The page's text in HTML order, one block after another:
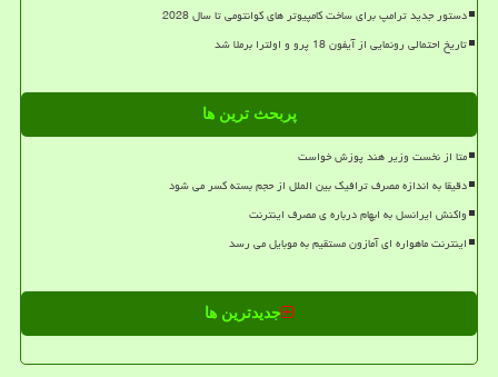
دستور جدید ترامپ برای ساخت کامپیوتر های کوانتومی تا سال 2028
تاریخ احتمالی رونمایی از آیفون 18 پرو و اولترا برملا شد
پربحث ترین ها
متا از نخست وزیر هند پوزش خواست
دقیقا به اندازه مصرف ترافیک بین الملل از حجم بسته کسر می شود
واکنش ایرانسل به ابهام درباره ی مصرف اینترنت
اینترنت ماهواره ای آمازون مستقیم به موبایل می رسد
جدیدترین ها